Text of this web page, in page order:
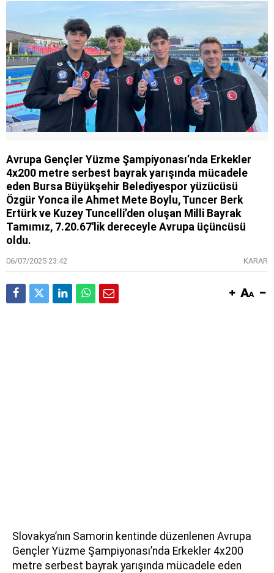
Avrupa Gençler Yüzme Şampiyonası’nda Erkekler
4x200 metre serbest bayrak yarışında mücadele
eden Bursa Büyükşehir Belediyespor yüzücüsü
Özgür Yonca ile Ahmet Mete Boylu, Tuncer Berk
Ertürk ve Kuzey Tuncelli’den oluşan Milli Bayrak
Tamımız, 7.20.67'lik dereceyle Avrupa üçüncüsü
oldu.
06/07/2025 23:42 KARAR
Slovakya’nın Samorin kentinde düzenlenen Avrupa
Gençler Yüzme Şampiyonası’nda Erkekler 4x200
metre serbest bayrak yarışında mücadele eden